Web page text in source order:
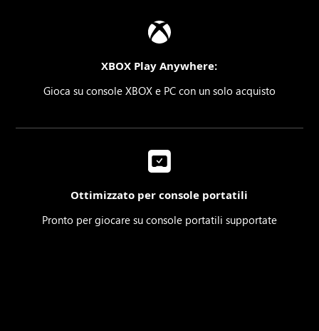
XBOX Play Anywhere:
Gioca su console XBOX e PC con un solo acquisto
Ottimizzato per console portatili
Pronto per giocare su console portatili supportate